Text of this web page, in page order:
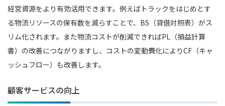
経営資源をより有効活用できます。例えばトラックをはじめとす
る物流リソースの保有数を減らすことで、BS（貸借対照表）がス
リム化されます。また物流コストが削減できればPL（損益計算
書）の改善につながりますし、コストの変動費化によりCF（キャ
ッシュフロー）も改善します。
顧客サービスの向上